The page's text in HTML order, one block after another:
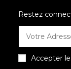
Restez
Accepter